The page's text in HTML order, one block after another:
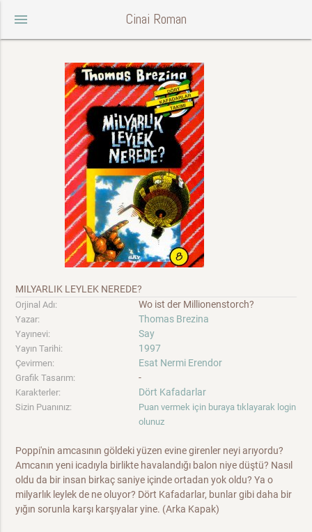
menu Cinai Roman
MILYARLIK LEYLEK NEREDE?
Orjinal Adı: Wo ist der Millionenstorch?
Yazar: Thomas Brezina
Yayınevi: Say
Yayın Tarihi: 1997
Çevirmen: Esat Nermi Erendor
Grafik Tasarım: -
Karakterler: Dört Kafadarlar
Sizin Puanınız:
Puan vermek için buraya tıklayarak login
olunuz
Poppi'nin amcasının göldeki yüzen evine girenler neyi arıyordu?
Amcanın yeni icadıyla birlikte havalandığı balon niye düştü? Nasıl
oldu da bir insan birkaç saniye içinde ortadan yok oldu? Ya o
milyarlık leylek de ne oluyor? Dört Kafadarlar, bunlar gibi daha bir
yığın sorunla karşı karşıyalar yine. (Arka Kapak)